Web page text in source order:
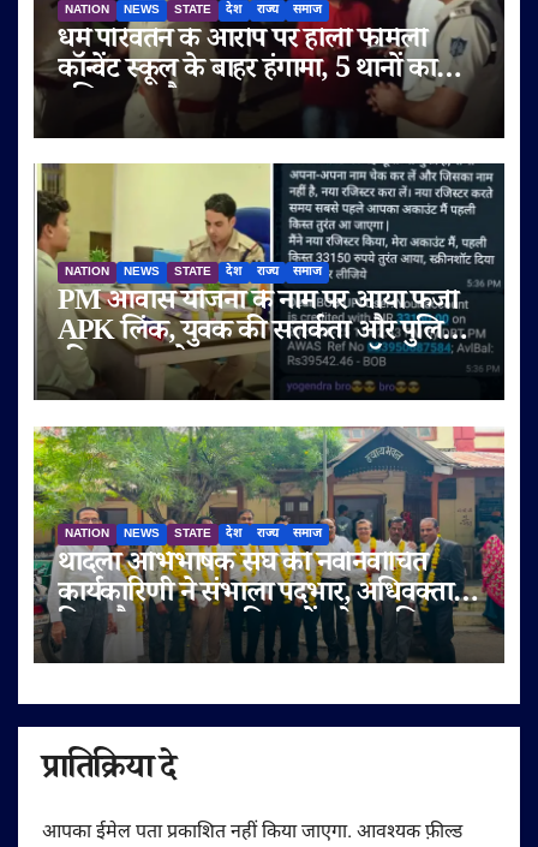
NATION NEWS STATE देश राज्य समाज
धर्म परिवर्तन के आरोप पर होली फैमिली
कॉन्वेंट स्कूल के बाहर हंगामा, 5 थानों का
पुलिस बल तैनात
NATION NEWS STATE देश राज्य समाज
PM आवास योजना के नाम पर आया फर्जी
APK लिंक, युवक की सतर्कता और पुलिस
की तत्परता से टला बड़ा साइबर फ्रॉड
NATION NEWS STATE देश राज्य समाज
थांदला अभिभाषक संघ की नवनिर्वाचित
कार्यकारिणी ने संभाला पदभार, अधिवक्ता
हित और पक्षकार सुविधाओं को प्राथमिकता
प्रातिक्रिया दे
आपका ईमेल पता प्रकाशित नहीं किया जाएगा. आवश्यक फ़ील्ड